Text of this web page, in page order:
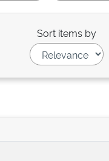
Sort items by